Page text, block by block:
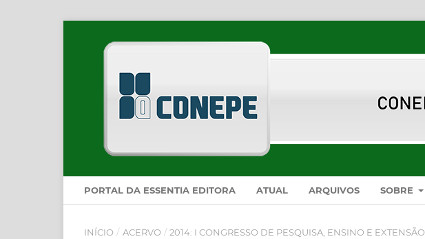
PORTAL DA ESSENTIA EDITORA ATUAL ARQUIVOS SOBRE
INÍCIO / ACERVO / 2014: I CONGRESSO DE PESQUISA, ENSINO E EXTENSÃO